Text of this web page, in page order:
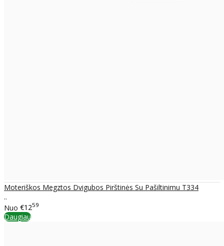
Moteriškos Megztos Dvigubos Pirštinės Su Pašiltinimu T334
..
Nuo €1259
Daugiau